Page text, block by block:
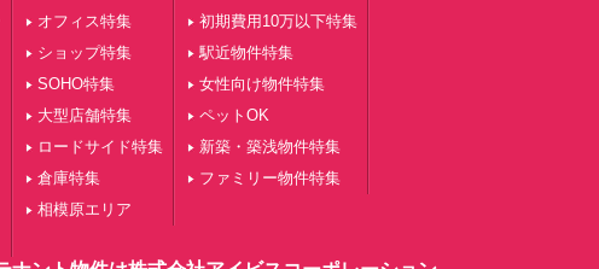
オフィス特集
ショップ特集
SOHO特集
大型店舗特集
ロードサイド特集
倉庫特集
相模原エリア
初期費用10万以下特集
駅近物件特集
女性向け物件特集
ペットOK
新築・築浅物件特集
ファミリー物件特集